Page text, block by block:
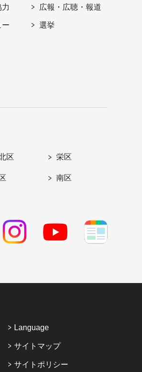
ー
広報・広聴・報道
選挙
区 栄区
南区
Language
サイトマップ
サイトポリシー